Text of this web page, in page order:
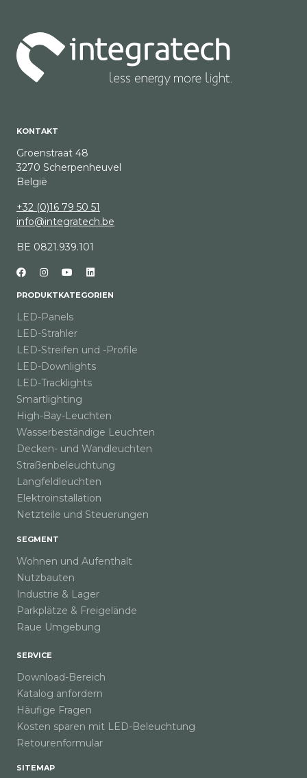
KONTAKT
Groenstraat 48
3270 Scherpenheuvel
België
+32 (0)16 79 50 51
info@integratech.be
BE 0821.939.101
PRODUKTKATEGORIEN
LED-Panels
LED-Strahler
LED-Streifen und -Profile
LED-Downlights
LED-Tracklights
Smartlighting
High-Bay-Leuchten
Wasserbeständige Leuchten
Decken- und Wandleuchten
Straßenbeleuchtung
Langfeldleuchten
Elektroinstallation
Netzteile und Steuerungen
SEGMENT
Wohnen und Aufenthalt
Nutzbauten
Industrie & Lager
Parkplätze & Freigelände
Raue Umgebung
SERVICE
Download-Bereich
Katalog anfordern
Häufige Fragen
Kosten sparen mit LED-Beleuchtung
Retourenformular
SITEMAP